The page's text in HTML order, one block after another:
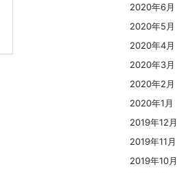
2020年6月
2020年5月
2020年4月
2020年3月
2020年2月
2020年1月
2019年12月
2019年11月
2019年10月